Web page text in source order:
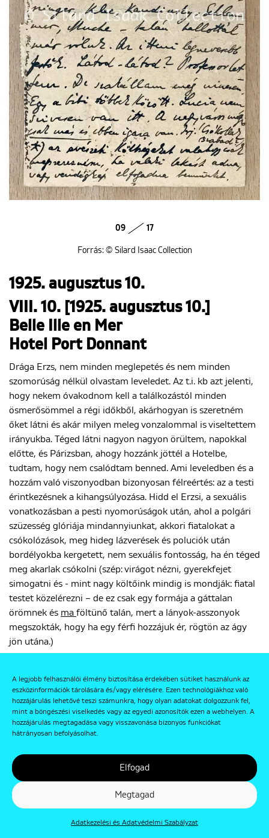
A legjobb felhasználói élmény biztosítása érdekében sütiket használunk az
eszközinformációk tárolására és/vagy elérésére. Ezen technológiákhoz való
hozzájárulás lehetővé teszi számunkra, hogy olyan adatokat dolgozzunk fel,
mint a böngészési viselkedés vagy az egyedi azonosítók ezen a webhelyen. A
hozzájárulás megtagadása vagy visszavonása bizonyos funkciókat
hátrányosan befolyásolhat.
Elfogad
Megtagad
Adatkezelési és Adatvédelmi Szabályzat
09 17
Forrás: © Silard Isaac Collection
1925. augusztus 10.
VIII. 10. [1925. augusztus 10.]
Belle Ille en Mer
Hotel Port Donnant
Drága Erzs, nem minden meglepetés és nem minden
szomorúság nélkül olvastam leveledet. Az t.i. kb azt jelenti,
hogy nekem óvakodnom kell a találkozástól minden
ösmerősömmel a régi időkből, akárhogyan is szeretném
őket látni és akár milyen meleg vonzalommal is viseltettem
irányukba. Téged látni nagyon nagyon örültem, napokkal
előtte, és Párizsban, ahogy hozzánk jöttél a Hotelbe,
tudtam, hogy nem csalódtam benned. Ami leveledben és a
hozzám való viszonyodban bizonyosan félreértés: az a testi
érintkezésnek a kihangsúlyozása. Hidd el Erzsi, a sexuális
vonatkozásban a pesti nyomorúságok után, ahol a polgári
szüzesség glóriája mindannyiunkat, akkori fiatalokat a
csókolózások, meg hideg lázverések és poluciók után
bordélyokba kergetett, nem sexuális fontosság, ha én téged
meg akarlak csókolni (szép: virágot nézni, gyerekfejet
simogatni és - mint nagy költőink mindig is mondják: fiatal
testet közelérezni – de ez csak egy formája a gáttalan
örömnek és ma föltünő talán, mert a lányok-asszonyok
megszokták, hogy ha egy férfi hozzájuk ér, rögtön az ágy
jön utána.)
dolgokról magyarázkodjam, amik a magyar fiatalságot testi
létében fölöslegesen elcsigázták, hogy a végén természetes
ambicíói asszony-férfi vonatkozásban ellankadtak. Neked
ezekről kellene tudnod egyet-mást. Okos vagy eléggé,
egyről-másról elgondolkozzál. Nekem nem ambicíóm, hogy
veled, vagy más volt barátnőmmel az ágyba rohanjak, de
annak örültem, vagy örültem volna, ha simogatlak és
megcsókollak. Az se fájdalom, ha ez nem lehet. Két
malomban öröltünk épen. Nekem nincs ilyen dolgokban
hemmungom, te meg, mert úgy érzed, hogy más lyány
lettél, mint én Pesten ösmertelek, (vagy mert az neked